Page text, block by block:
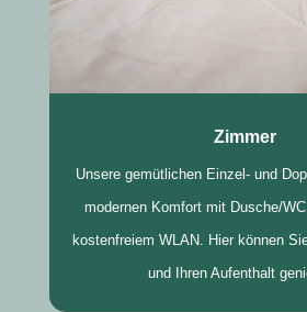
Zimmer
Unsere gemütlichen Einzel- und
modernen Komfort mit Dusche/
kostenfreiem WLAN. Hier können
und Ihren Aufenthalt